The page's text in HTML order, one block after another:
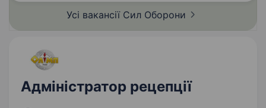
засобами радіоелектронної…
Усі вакансії Сил Оборони
Адміністратор рецепції